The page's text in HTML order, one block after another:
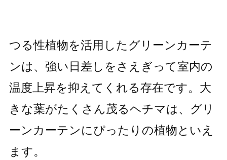
つる性植物を活用したグリーンカーテ
ンは、強い日差しをさえぎって室内の
温度上昇を抑えてくれる存在です。大
きな葉がたくさん茂るヘチマは、グリ
ーンカーテンにぴったりの植物といえ
ます。